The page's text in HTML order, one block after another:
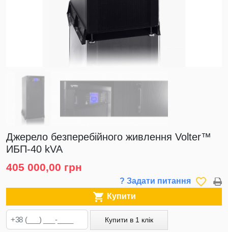
Джерело безперебійного живлення Volter™
ИБП-40 kVA
405 000,00 грн
? Задати питання favorite_border
 Купити
Купити в 1 клік